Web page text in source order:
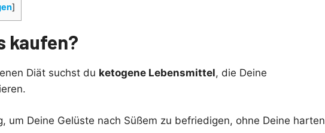
]
kaufen?
Diät suchst du ketogene Lebensmittel, die Deine
um Deine Gelüste nach Süßem zu befriedigen, ohne Deine harten